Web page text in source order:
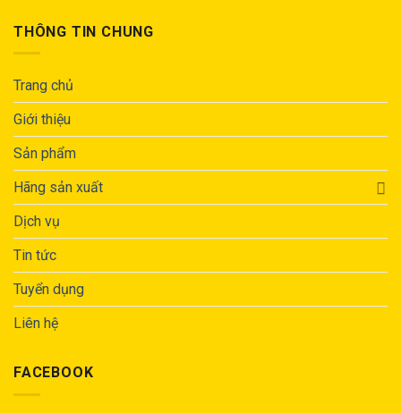
THÔNG TIN CHUNG
Trang chủ
Giới thiệu
Sản phẩm
Hãng sản xuất
Dịch vụ
Tin tức
Tuyển dụng
Liên hệ
FACEBOOK